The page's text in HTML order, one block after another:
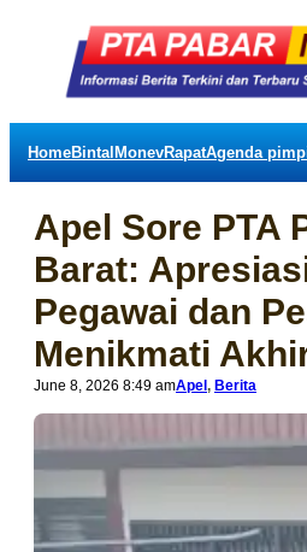
HomeBintal MonevRapatAgenda
Apel Sore PTA
Barat:
Pegawai dan
Menikmati
June 8, 2026 8:49 amApel, Berita